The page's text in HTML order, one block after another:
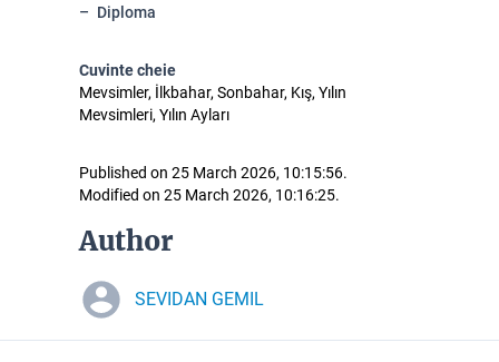
Diploma
Cuvinte cheie
Mevsimler, İlkbahar, Sonbahar, Kış, Yılın
Mevsimleri, Yılın Ayları
Published on 25 March 2026, 10:15:56.
Modified on 25 March 2026, 10:16:25.
Author
SEVIDAN GEMIL